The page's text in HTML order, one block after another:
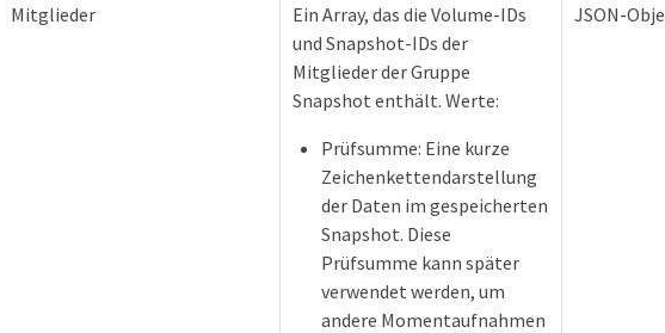
Mitglieder
Ein Array, das die Volume-IDs
und Snapshot-IDs der
Mitglieder der Gruppe
Snapshot enthält. Werte:
Prüfsumme: Eine kurze
Zeichenkettendarstellung
der Daten im gespeicherten
Snapshot. Diese
Prüfsumme kann später
verwendet werden, um
andere Momentaufnahmen
JSON-